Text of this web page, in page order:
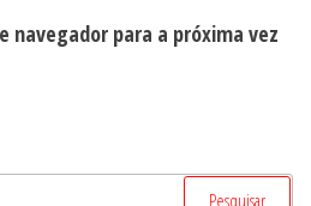
navegador para a próxima vez